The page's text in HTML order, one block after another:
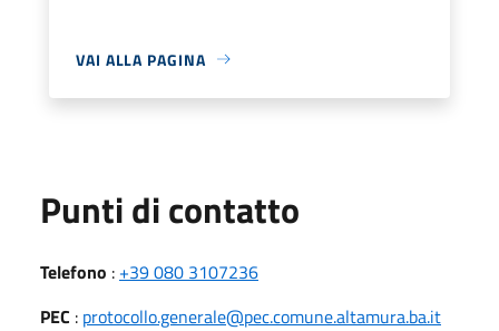
VAI ALLA PAGINA
Punti di contatto
Telefono : +39 080 3107236
PEC : protocollo.generale@pec.comune.altamura.ba.it